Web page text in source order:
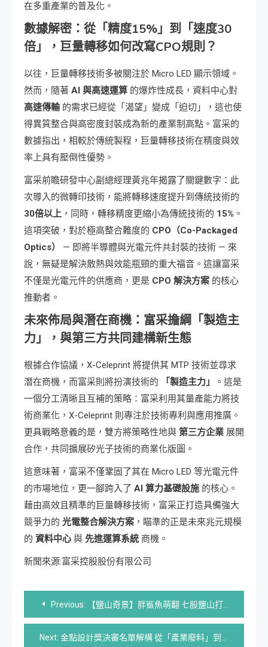
在多重產業的普及化。
數據解密：從「精度15%」到「速度30
倍」，巨量轉移如何改寫CPO規則？
以往，巨量轉移技術多被關注於 Micro LED 顯示領域。
然而，隨著 AI 與高速運算 的爆炸性成長，資料中心對
高速傳輸 的需求已經從「渴望」變成「迫切」，這也使
得異質整合與高密度封裝成為新的產業制高點。富采的
數據指出，相較於傳統製程，巨量轉移技術在精度與效
率上具有壓倒性優勢。
富采前瞻研發中心副總經理黃兆年揭露了關鍵數字：此
次導入的微轉印技術，能將轉移速度提升到傳統技術的
30倍以上 ，同時，轉移精度更縮小為傳統技術的 15% 。
這項突破，對於極高整合難度的 CPO（Co-Packaged
Optics）
— 即將半導體與光電元件共封裝的技術 — 來
說，無疑是解決散熱與效能瓶頸的重大福音。這讓富采
不僅是光電元件的供應商，更是 CPO 解決方案 的核心
推動者。
未來佈局與潛在商機：富采擔綱「製造主
力」，與第三方共同建構新生態
根據合作協議，X-Celeprint 將提供其 MTP 技術並尋求
潛在商機，而富采則將扮演技術的
「製造主力」
。這是
一個分工清晰且互補的策略：富采利用其量產能力將技
術商業化，X-Celeprint 則專注於技術專利與應用推廣。
更具戰略意義的是，雙方將策略性地與 第三方企業 展開
合作，共同擴展矽光子技術的商業化版圖。
這意味著，富采不僅鞏固了其在 Micro LED 等光電元件
的市場地位，更一腳跨入了 AI 算力基礎設施 的核心。
藉由高效且精準的巨量轉移技術，富采正打造具備強大
競爭力的 光電整合解決方案 ，瞄準的正是未來兆元規模
的 資料中心 與 先進運算系統 商機。
新聞來源:富采控股股份有限公司
文
章
Previous: 【鹽山奇景】胖鯊魚萌翻 七股鹽山打造「最鯊氣」打卡點
Next: 金點設計獎決審名單解構 從「產業廢料」到「醫療專利」，設計權利的邊界擴張！